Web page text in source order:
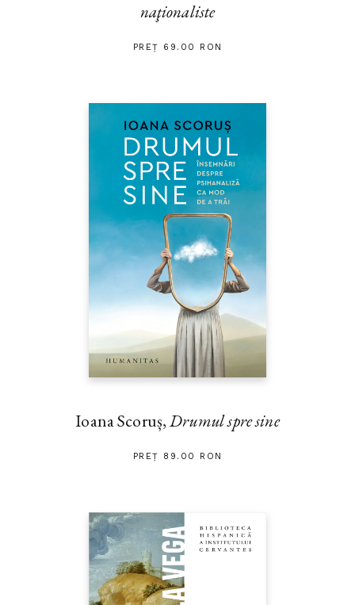
naţionaliste
PREȚ 69.00 RON
Ioana Scoruș,Drumul spre sine
PREȚ 89.00 RON